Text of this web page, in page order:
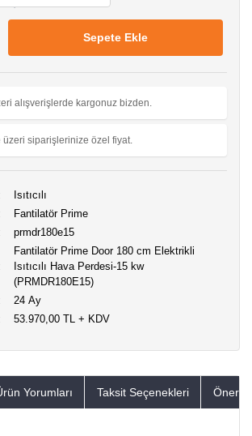
Sepete Ekle
alışverişlerde kargonuz bizden.
üzeri siparişlerinize özel fiyat.
Isıtıcılı
Fantilatör Prime
prmdr180e15
Fantilatör Prime Door 180 cm Elektrikli
Isıtıcılı Hava Perdesi-15 kw
(PRMDR180E15)
24 Ay
53.970,00 TL + KDV
Yorumları Taksit Seçenekleri